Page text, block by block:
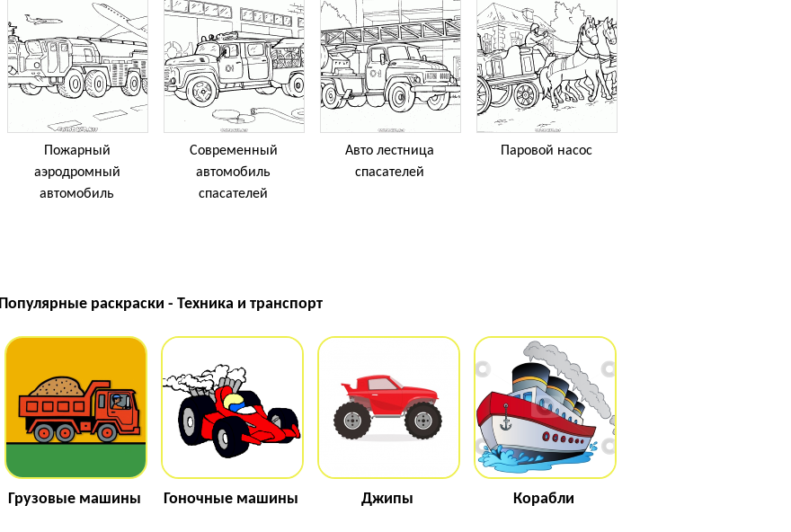
Пожарный
аэродромный
автомобиль
Современный
автомобиль
спасателей
Авто лестница
спасателей
Паровой насос
Популярные раскраски - Техника и транспорт
Грузовые машины Гоночные машины Джипы Корабли